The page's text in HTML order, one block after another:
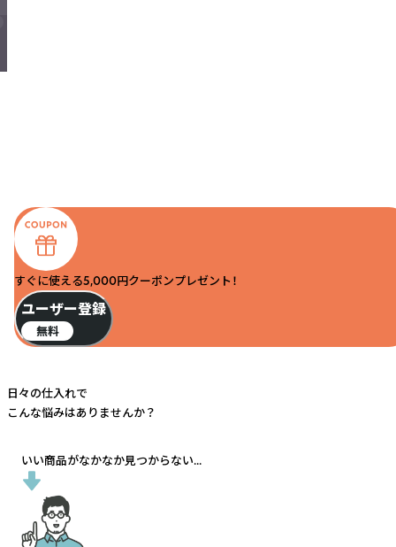
すぐに使える5,000円クーポンプレゼント！
ユーザー登録
無料
日々の仕入れで
こんな悩みはありませんか？
いい商品がなかなか見つからない...